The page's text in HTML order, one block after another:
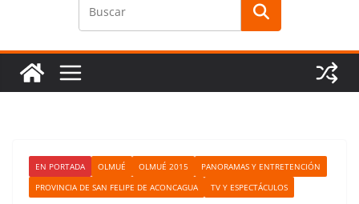
EN PORTADA OLMUÉ OLMUÉ 2015
PANORAMAS Y ENTRETENCIÓN
PROVINCIA DE SAN FELIPE DE ACONCAGUA
TV Y ESPECTÁCULOS